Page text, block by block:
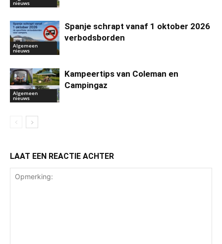
nieuws
Algemeen
nieuws
Spanje schrapt vanaf 1 oktober 2026
verbodsborden
Algemeen
nieuws
Kampeertips van Coleman en
Campingaz
LAAT EEN REACTIE ACHTER